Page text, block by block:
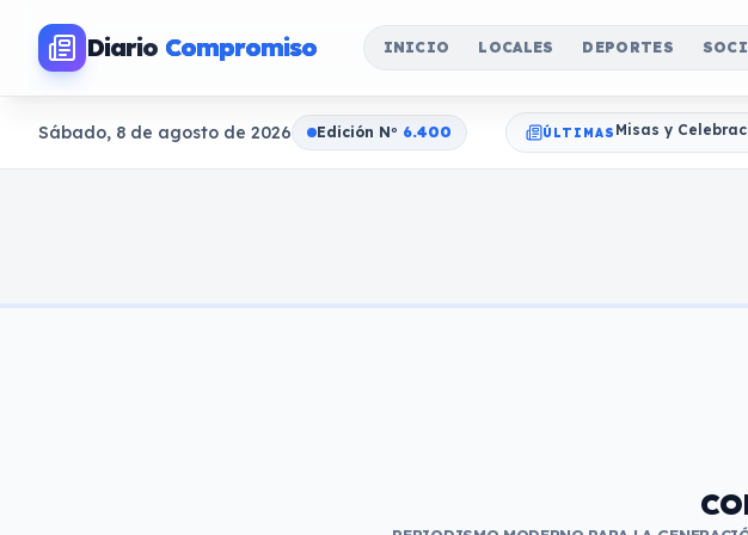
Diario Compromiso INICIO LOCALES DEPORTES
Sábado, 8 de agosto de 2026 Edición No 6.400 ÚLTIMAS Misas y